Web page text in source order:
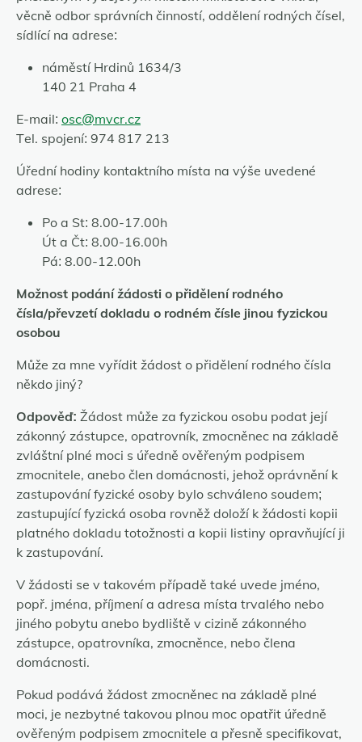
věcně odbor správních činností, oddělení rodných čísel,
sídlící na adrese:
náměstí Hrdinů 1634/3
140 21 Praha 4
E-mail: osc@mvcr.cz
Tel. spojení: 974 817 213
Úřední hodiny kontaktního místa na výše uvedené
adrese:
Po a St: 8.00-17.00h
Út a Čt: 8.00-16.00h
Pá: 8.00-12.00h
Možnost podání žádosti o přidělení rodného
čísla/převzetí dokladu o rodném čísle jinou fyzickou
osobou
Může za mne vyřídit žádost o přidělení rodného čísla
někdo jiný?
Odpověď: Žádost může za fyzickou osobu podat její
zákonný zástupce, opatrovník, zmocněnec na základě
zvláštní plné moci s úředně ověřeným podpisem
zmocnitele, anebo člen domácnosti, jehož oprávnění k
zastupování fyzické osoby bylo schváleno soudem;
zastupující fyzická osoba rovněž doloží k žádosti kopii
platného dokladu totožnosti a kopii listiny opravňující ji
k zastupování.
V žádosti se v takovém případě také uvede jméno,
popř. jména, příjmení a adresa místa trvalého nebo
jiného pobytu anebo bydliště v cizině zákonného
zástupce, opatrovníka, zmocněnce, nebo člena
domácnosti.
Pokud podává žádost zmocněnec na základě plné
moci, je nezbytné takovou plnou moc opatřit úředně
ověřeným podpisem zmocnitele a přesně specifikovat,